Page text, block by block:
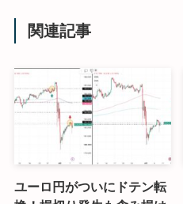
関連記事
ユーロ円がついにドテン転